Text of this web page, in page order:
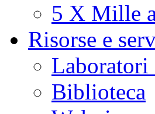
5 X Mille
Risorse e
Laboratori
Biblioteca